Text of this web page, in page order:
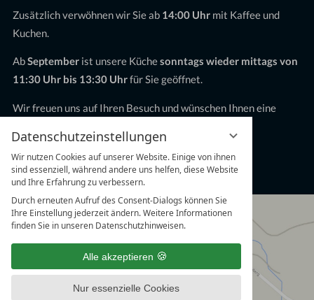
Datenschutzeinstellungen
Wir nutzen Cookies auf unserer Website. Einige von ihnen
sind essenziell, während andere uns helfen, diese Website
und Ihre Erfahrung zu verbessern.
Durch erneuten Aufruf des Consent-Dialogs können Sie
Ihre Einstellung jederzeit ändern. Weitere Informationen
finden Sie in unseren Datenschutzhinweisen.
Alle akzeptieren
Nur essenzielle Cookies
Zusätzlich verwöhnen wir Sie ab 14:00 Uhr mit Kaffee und
Kuchen.
AbSeptember ist unsere Küchesonntags wieder mittags von
11:30 Uhr bis 13:30 Uhrfür Sie geöffnet.
Wir freuen uns auf Ihren Besuch und wünschen Ihnen eine
Gruppen & Feiern ab 20 Personen
sind jederzeit nach vorheriger Anfrage möglich.